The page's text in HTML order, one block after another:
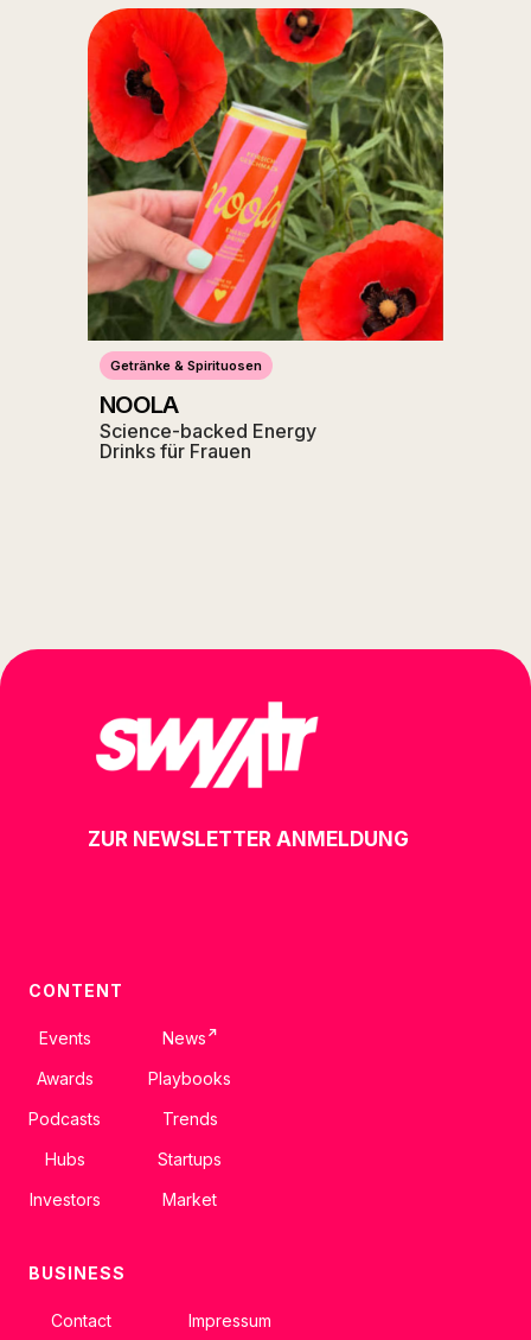
Getränke & Spirituosen
NOOLA
Science-backed Energy
Drinks für Frauen
ZUR NEWSLETTER ANMELDUNG
CONTENT
Events
Awards
Podcasts
Hubs
Investors
News ↗
Playbooks
Trends
Startups
Market
BUSINESS
Contact Impressum